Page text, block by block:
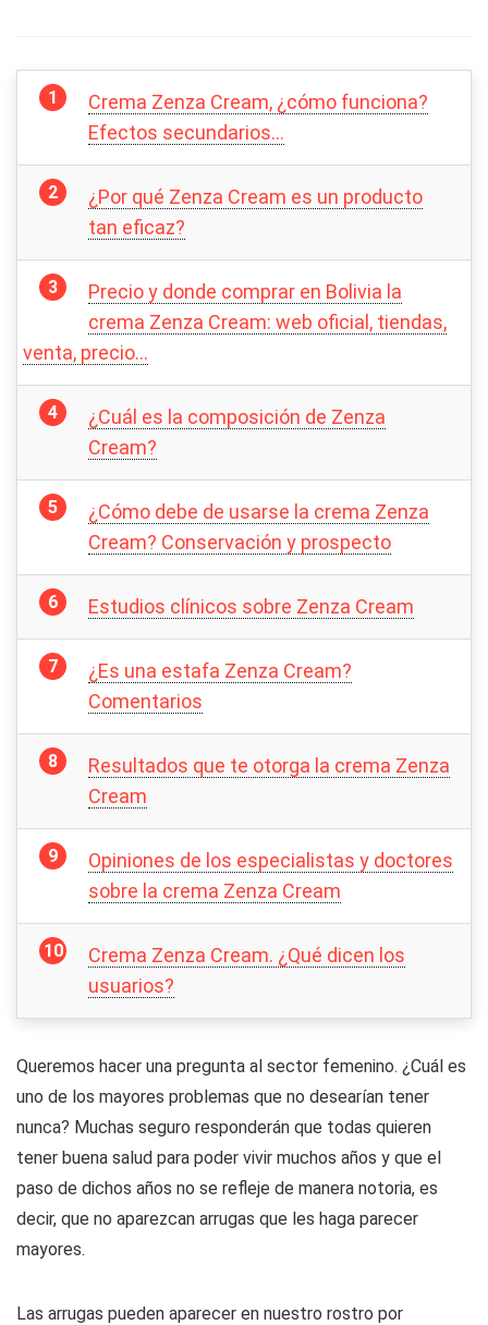
Crema Zenza Cream, ¿cómo funciona?
Efectos secundarios…
¿Por qué Zenza Cream es un producto
tan eficaz?
Precio y donde comprar en Bolivia la
crema Zenza Cream: web oficial, tiendas,
venta, precio…
¿Cuál es la composición de Zenza
Cream?
¿Cómo debe de usarse la crema Zenza
Cream? Conservación y prospecto
Estudios clínicos sobre Zenza Cream
¿Es una estafa Zenza Cream?
Comentarios
Resultados que te otorga la crema Zenza
Cream
Opiniones de los especialistas y doctores
sobre la crema Zenza Cream
Crema Zenza Cream. ¿Qué dicen los
usuarios?
Queremos hacer una pregunta al sector femenino. ¿Cuál es
uno de los mayores problemas que no desearían tener
nunca? Muchas seguro responderán que todas quieren
tener buena salud para poder vivir muchos años y que el
paso de dichos años no se refleje de manera notoria, es
decir, que no aparezcan arrugas que les haga parecer
mayores.
Las arrugas pueden aparecer en nuestro rostro por